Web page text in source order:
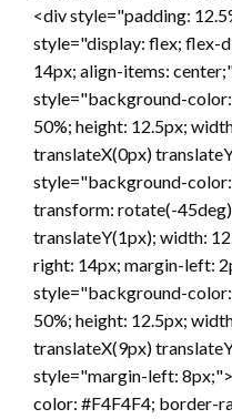
<div style="padding:
style="display: flex; flex-
14px; align-items:
style="background-
50%; height: 12.5px;
translateX(0px)
style="background-
transform: rotate(-
translateY(1px); width:
right: 14px; margin-left:
style="background-
50%; height: 12.5px;
translateX(9px)
style="margin-left:
color: #F4F4F4; border-